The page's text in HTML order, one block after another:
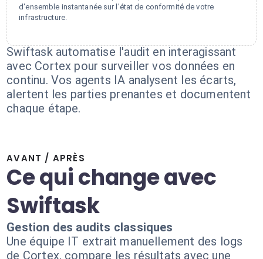
d'ensemble instantanée sur l'état de conformité de votre
infrastructure.
Swiftask automatise l'audit en interagissant
avec Cortex pour surveiller vos données en
continu. Vos agents IA analysent les écarts,
alertent les parties prenantes et documentent
chaque étape.
AVANT / APRÈS
Ce qui change avec
Swiftask
Gestion des audits classiques
Une équipe IT extrait manuellement des logs
de Cortex, compare les résultats avec une